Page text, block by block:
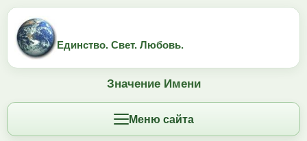
Единство. Свет. Любовь.
Значение Имени
Меню сайта